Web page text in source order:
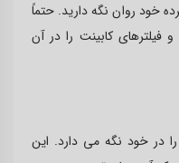
خود روان نگه دارید. حتماً
فیلترهای کابینت را در آن
در خود نگه می دارد. این